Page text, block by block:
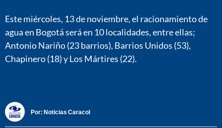
Este miércoles, 13 de noviembre, el racionamiento de
agua en Bogotá será en 10 localidades, entre ellas;
Antonio Nariño (23 barrios), Barrios Unidos (53),
Chapinero (18) y Los Mártires (22).
Por: Noticias Caracol